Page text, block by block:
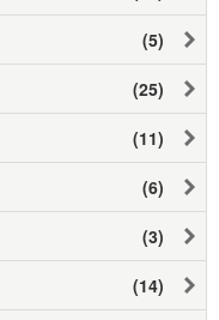
(5)
(25)
(11)
(6)
(3)
(14)